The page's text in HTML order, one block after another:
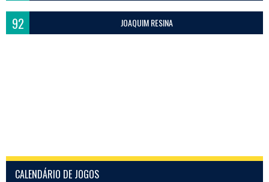
92 JOAQUIM RESINA
CALENDÁRIO DE JOGOS